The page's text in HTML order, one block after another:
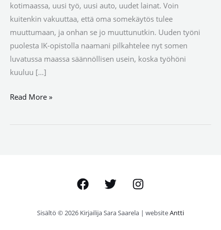
kotimaassa, uusi työ, uusi auto, uudet lainat. Voin
kuitenkin vakuuttaa, että oma somekäytös tulee
muuttumaan, ja onhan se jo muuttunutkin. Uuden työni
puolesta IK-opistolla naamani pilkahtelee nyt somen
luvatussa maassa säännöllisen usein, koska työhöni
kuuluu […]
Read More »
Sisältö © 2026 Kirjailija Sara Saarela | websiteAntti